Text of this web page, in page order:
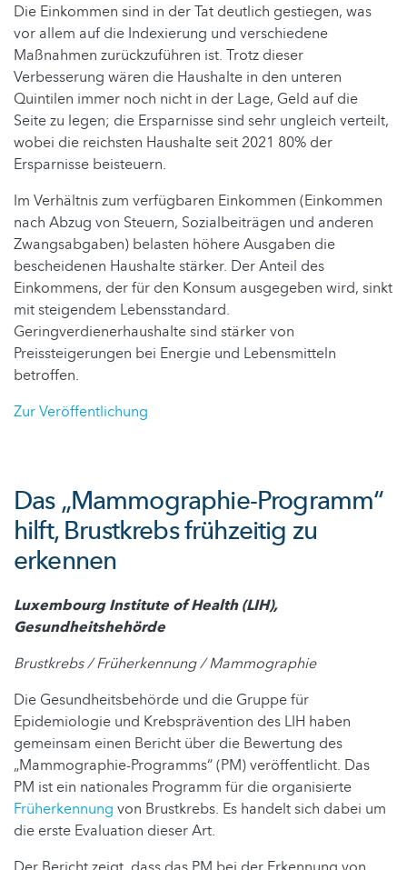
Die Einkommen sind in der Tat deutlich gestiegen, was
vor allem auf die Indexierung und verschiedene
Maßnahmen zurückzuführen ist. Trotz dieser
Verbesserung wären die Haushalte in den unteren
Quintilen immer noch nicht in der Lage, Geld auf die
Seite zu legen; die Ersparnisse sind sehr ungleich verteilt,
wobei die reichsten Haushalte seit 2021 80% der
Ersparnisse beisteuern.
Im Verhältnis zum verfügbaren Einkommen (Einkommen
nach Abzug von Steuern, Sozialbeiträgen und anderen
Zwangsabgaben) belasten höhere Ausgaben die
bescheidenen Haushalte stärker. Der Anteil des
Einkommens, der für den Konsum ausgegeben wird, sinkt
mit steigendem Lebensstandard.
Geringverdienerhaushalte sind stärker von
Preissteigerungen bei Energie und Lebensmitteln
betroffen.
Zur Veröffentlichung
Das „Mammographie-Programm“
hilft, Brustkrebs frühzeitig zu
erkennen
Luxembourg Institute of Health (LIH),
Gesundheitshehörde
Brustkrebs / Früherkennung / Mammographie
Die Gesundheitsbehörde und die Gruppe für
Epidemiologie und Krebsprävention des LIH haben
gemeinsam einen Bericht über die Bewertung des
„Mammographie-Programms“ (PM) veröffentlicht. Das
PM ist ein nationales Programm für die organisierte
Früherkennung von Brustkrebs. Es handelt sich dabei um
die erste Evaluation dieser Art.